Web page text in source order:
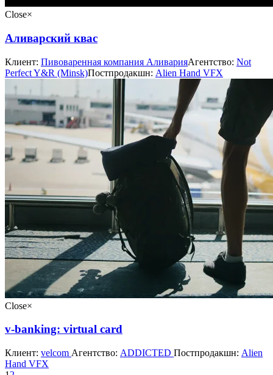
Close×
Аливарский квас
Клиент: Пивоваренная компания АливарияАгентство: Not
Perfect Y&R (Minsk)Постпродакшн: Alien Hand VFX
Close×
v-banking: virtual card
Клиент: velcom Агентство: ADDICTED Постпродакшн: Alien
Hand VFX